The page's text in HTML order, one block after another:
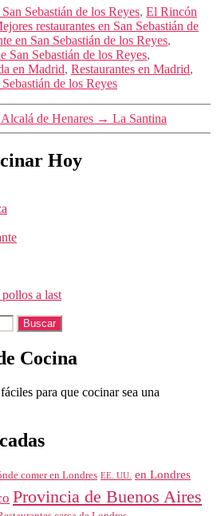
Sebastián de los Reyes, El Rincón
restaurantes en San Sebastián de
en San Sebastián de los Reyes,
San Sebastián de los Reyes,
en Madrid, Restaurantes en Madrid,
de los Reyes
de Henares → La Santina
Hoy
a last
Cocina
para que cocinar sea una
comer en Londres EE. UU. en Londres
Provincia de Buenos Aires